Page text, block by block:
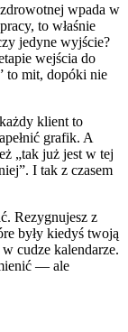
wpada w
to właśnie
jedyne wyjście?
wejścia do
to mit, dopóki nie
klient to
grafik. A
„tak już jest w tej
I tak z czasem
Rezygnujesz z
były kiedyś twoją
cudze kalendarze.
— ale